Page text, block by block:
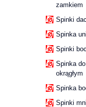
zamkiem
Spinki
Spinka
Spinki
Spinka
okrągłym
Spinka
Spinki